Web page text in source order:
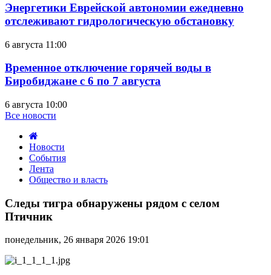
Энергетики Еврейской автономии ежедневно
отслеживают гидрологическую обстановку
6 августа 11:00
Временное отключение горячей воды в
Биробиджане с 6 по 7 августа
6 августа 10:00
Все новости
Новости
События
Лента
Общество и власть
тигра
обнаружены
рядом
селом
Птичник
Следы тигра обнаружены рядом с селом
Птичник
понедельник, 26 января 2026 19:01